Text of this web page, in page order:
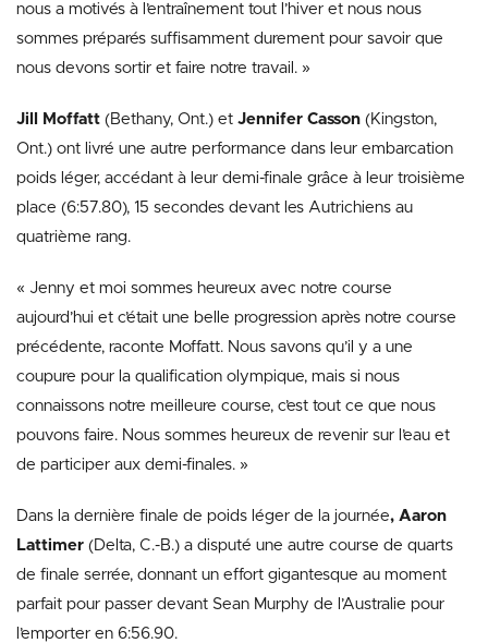
nous a motivés à l’entraînement tout l’hiver et nous nous
sommes préparés suffisamment durement pour savoir que
nous devons sortir et faire notre travail. »
Jill Moffatt (Bethany, Ont.) et Jennifer Casson (Kingston,
Ont.) ont livré une autre performance dans leur embarcation
poids léger, accédant à leur demi-finale grâce à leur troisième
place (6:57.80), 15 secondes devant les Autrichiens au
quatrième rang.
« Jenny et moi sommes heureux avec notre course
aujourd’hui et c’était une belle progression après notre course
précédente, raconte Moffatt. Nous savons qu’il y a une
coupure pour la qualification olympique, mais si nous
connaissons notre meilleure course, c’est tout ce que nous
pouvons faire. Nous sommes heureux de revenir sur l’eau et
de participer aux demi-finales. »
Dans la dernière finale de poids léger de la journée, Aaron
Lattimer (Delta, C.-B.) a disputé une autre course de quarts
de finale serrée, donnant un effort gigantesque au moment
parfait pour passer devant Sean Murphy de l’Australie pour
l’emporter en 6:56.90.